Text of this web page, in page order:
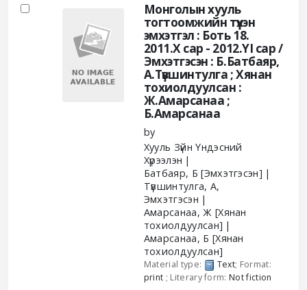
Монголын хууль
тогтоомжийн түүхэн
эмхэтгэл : Боть 18.
2011.Х сар - 2012.YI сар /
Эмхэтгэсэн : Б.Батбаяр,
А.Түвшинтулга ; Хянан
тохиолдуулсан :
Ж.Амарсанаа ;
Б.Амарсанаа
by
Хууль Зүйн Үндэсний
Хүрээлэн
Батбаяр, Б [Эмхэтгэсэн]
Түвшинтулга, А,
Эмхэтгэсэн
Амарсанаа, Ж [Хянан
тохиолдуулсан]
Амарсанаа, Б [Хянан
тохиолдуулсан]
Material type: Text; Format:
print ; Literary form:Not fiction